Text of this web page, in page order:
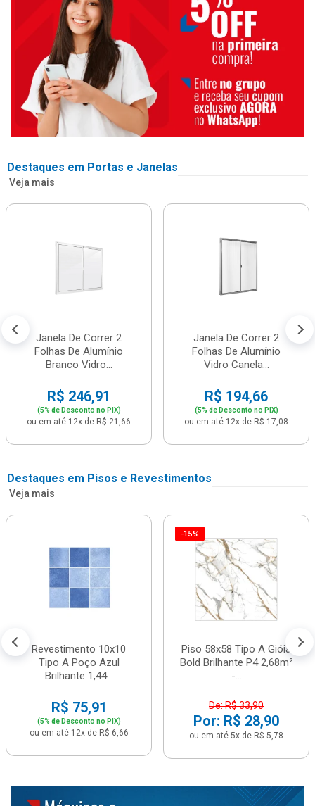
Destaques em Portas e Janelas
Veja mais
Janela De Correr 2
Folhas De Alumínio
Branco Vidro...
R$ 246,91
(5% de Desconto no PIX)
ou em até 12x de R$ 21,66
Janela De Correr 2
Folhas De Alumínio
Vidro Canela...
R$ 194,66
(5% de Desconto no PIX)
ou em até 12x de R$ 17,08
Destaques em Pisos e Revestimentos
Veja mais
Revestimento 10x10
Tipo A Poço Azul
Brilhante 1,44...
R$ 75,91
(5% de Desconto no PIX)
ou em até 12x de R$ 6,66
-15%
Piso 58x58 Tipo A Gióia
Bold Brilhante P4 2,68m²
-...
De: R$ 33,90
Por: R$ 28,90
ou em até 5x de R$ 5,78